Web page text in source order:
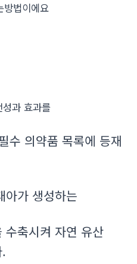
방법이에요
과 효과를
수 의약품 목록에 등재
아가 생성하는
수축시켜 자연 유산